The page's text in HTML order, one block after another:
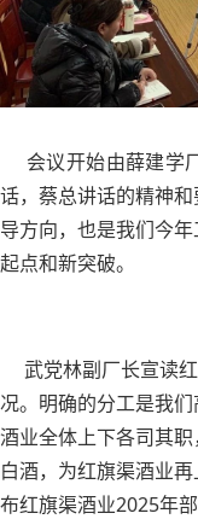
会议开始由薛建学
话，蔡总讲话的精神
导方向，也是我们今
起点和新突破。
武党林副厂长宣读
况。明确的分工是我
酒业全体上下各司其
白酒，为红旗渠酒业
布红旗渠酒业2025年